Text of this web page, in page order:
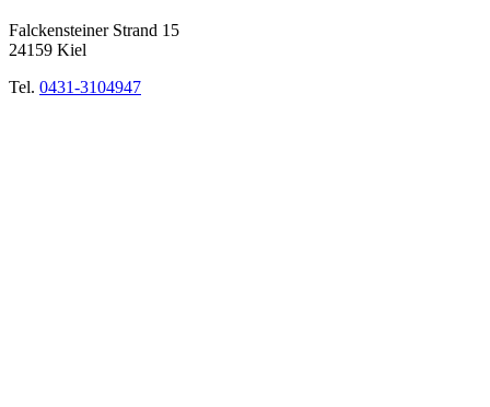
Falckensteiner Strand 15
24159 Kiel
Tel. 0431-3104947